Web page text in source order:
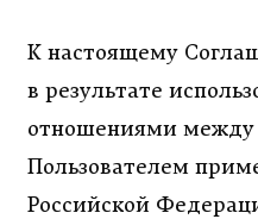
К настоящему
в результате
отношениями между
Пользователем
Российской